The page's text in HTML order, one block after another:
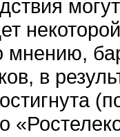
мнению,
в